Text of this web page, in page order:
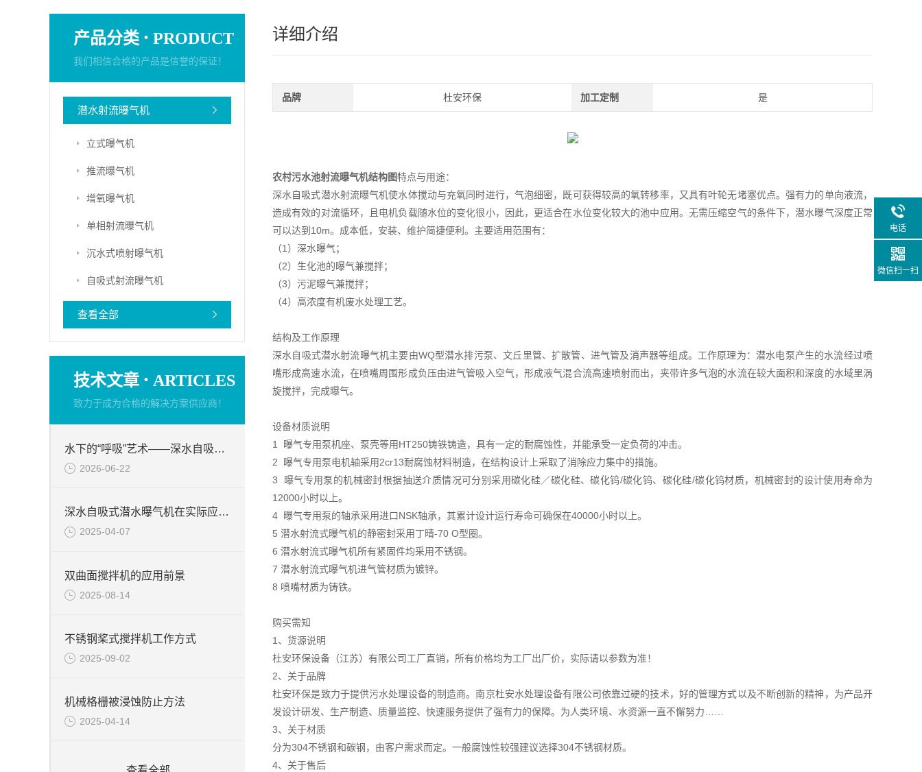
产品分类 · PRODUCT
我们相信合格的产品是信誉的保证！
潜水射流曝气机
立式曝气机
推流曝气机
增氧曝气机
单相射流曝气机
沉水式喷射曝气机
自吸式射流曝气机
查看全部
技术文章 · ARTICLES
致力于成为合格的解决方案供应商！
水下的“呼吸”艺术——深水自吸式潜水曝气机的技术原理与核心优势
2026-06-22
深水自吸式潜水曝气机在实际应用场景中的性能优势
2025-04-07
双曲面搅拌机的应用前景
2025-08-14
不锈钢桨式搅拌机工作方式
2025-09-02
机械格栅被浸蚀防止方法
2025-04-14
详细介绍
品牌 杜安环保 加工定制 是
农村污水池射流曝气机结构图特点与用途：
深水自吸式潜水射流曝气机使水体搅动与充氧同时进行，气泡细密，既可获得较高的氧转移率，又具有叶轮无堵塞优点。强有力的单向液流，
造成有效的对流循环，且电机负载随水位的变化很小，因此，更适合在水位变化较大的池中应用。无需压缩空气的条件下，潜水曝气深度正常
可以达到10m。成本低，安装、维护简捷便利。主要适用范围有：
（1）深水曝气；
（2）生化池的曝气兼搅拌；
（3）污泥曝气兼搅拌；
（4）高浓度有机废水处理工艺。
结构及工作原理
深水自吸式潜水射流曝气机主要由WQ型潜水排污泵、文丘里管、扩散管、进气管及消声器等组成。工作原理为：潜水电泵产生的水流经过喷
嘴形成高速水流，在喷嘴周围形成负压由进气管吸入空气，形成液气混合流高速喷射而出，夹带许多气泡的水流在较大面积和深度的水域里涡
旋搅拌，完成曝气。
设备材质说明
1 曝气专用泵机座、泵壳等用HT250铸铁铸造，具有一定的耐腐蚀性，并能承受一定负荷的冲击。
2 曝气专用泵电机轴采用2cr13耐腐蚀材料制造，在结构设计上采取了消除应力集中的措施。
3 曝气专用泵的机械密封根据抽送介质情况可分别采用碳化硅／碳化硅、碳化钨/碳化钨、碳化硅/碳化钨材质，机械密封的设计使用寿命为
12000小时以上。
4 曝气专用泵的轴承采用进口NSK轴承，其累计设计运行寿命可确保在40000小时以上。
5 潜水射流式曝气机的静密封采用丁晴-70 O型圈。
6 潜水射流式曝气机所有紧固件均采用不锈钢。
7 潜水射流式曝气机进气管材质为镀锌。
8 喷嘴材质为铸铁。
购买需知
1、货源说明
杜安环保设备（江苏）有限公司工厂直销，所有价格均为工厂出厂价，实际请以参数为准！
2、关于品牌
杜安环保是致力于提供污水处理设备的制造商。南京杜安水处理设备有限公司依靠过硬的技术，好的管理方式以及不断创新的精神，为产品开
发设计研发、生产制造、质量监控、快速服务提供了强有力的保障。为人类环境、水资源一直不懈努力……
3、关于材质
分为304不锈钢和碳钢，由客户需求而定。一般腐蚀性较强建议选择304不锈钢材质。
4、关于售后
电话
微信扫一扫